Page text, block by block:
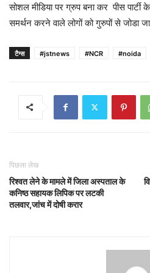
सोशल मीडिया पर ग्रुप बना कर पीस पार्टी
समर्थन करने वाले लोगों को गुरुपों से जोडा
टैग्स #jstnews #NCR #noida
पिछला लेख
रिश्वत लेने के मामले में जिला अस्पताल के
कनिष्ठ सहायक लिपिक पर लटकी
तलवार,जांच में दोषी करार